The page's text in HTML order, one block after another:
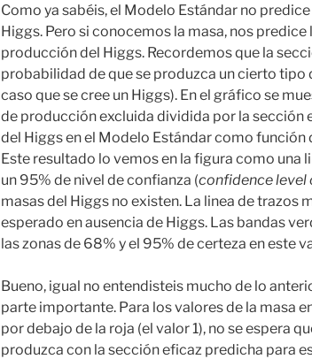
Como ya sabéis, el Modelo Estándar no
Higgs. Pero si conocemos la masa, nos
producción del Higgs. Recordemos que la
probabilidad de que se produzca un cierto tipo
caso que se cree un Higgs). En el gráfico se
de producción excluida dividida por la sección
del Higgsen el Modelo Estándar como función
Este resultado lo vemos en la figura como una
un 95% de nivel de confianza (confidence level
masas del Higgs no existen. La linea de trazos
esperado en ausencia de Higgs. Las bandas
las zonas de 68% y el 95% de certeza en este
Bueno, igual no entendisteis mucho de lo
parte importante. Para los valores de la masa
por debajo de la roja (el valor 1), no se espera
produzca con la sección eficaz predicha para